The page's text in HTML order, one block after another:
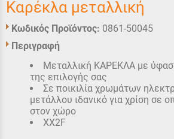
Καρέκλα μεταλλική
Κωδικός Προϊόντος: 0861-50045
Περιγραφή
Μεταλλική ΚΑΡΕΚΛΑ με
της επιλογής σας
Σε ποικιλία χρωμάτων
μετάλλου ιδανικό για χρίση σε
στον χώρο
XX2F